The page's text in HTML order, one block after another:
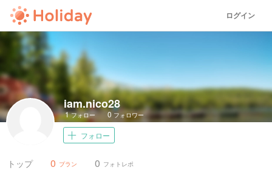
ログイン
iam.nico28
1フォロー 0 フォロワー
フォロー
トップ プラン
0 フォトレポ
0